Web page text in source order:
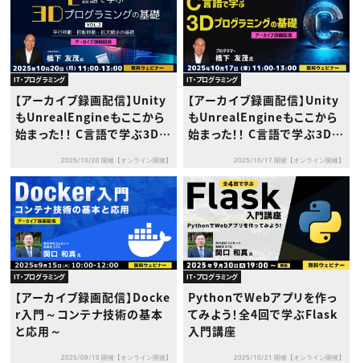
IT・プログラミング
【アーカイブ録画配信】Unity
もUnrealEngineもここから
始まった！！ C言語で学ぶ3Dプ
平行移動・回転移動・拡大縮
小の基礎～
2025/10/20 開催【オンライン開催】
IT・プログラミング
【アーカイブ録画配信】Unity
もUnrealEngineもここから
始まった！！ C言語で学ぶ3Dプ
2025/10/17 開催【オンライン開催】
IT・プログラミング
【アーカイブ録画配信】Docke
r入門～コンテナ技術の基本
と応用～
2025/09/15 開催【オンライン開催】
IT・プログラミング
PythonでWebアプリを作っ
てみよう！全4回で学ぶFlask
入門講座
2025/10/21 開催【オンライン開催】